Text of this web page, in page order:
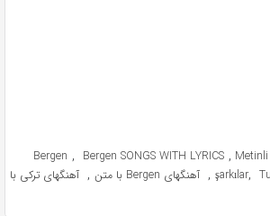
Bergen , Bergen SONGS WITH LYRICS ,
şarkılar,
, آهنگهای Bergen با متن , آهنگهای ترکی با